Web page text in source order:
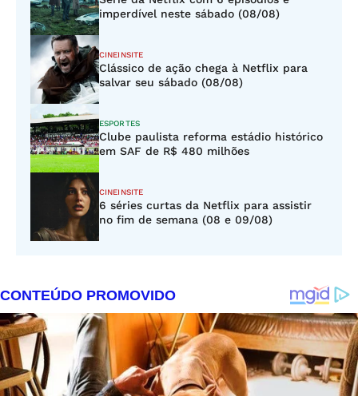
imperdível neste sábado (08/08)
CINEINSITE
Clássico de ação chega à Netflix para
salvar seu sábado (08/08)
ESPORTES
Clube paulista reforma estádio histórico
em SAF de R$ 480 milhões
CINEINSITE
6 séries curtas da Netflix para assistir
no fim de semana (08 e 09/08)